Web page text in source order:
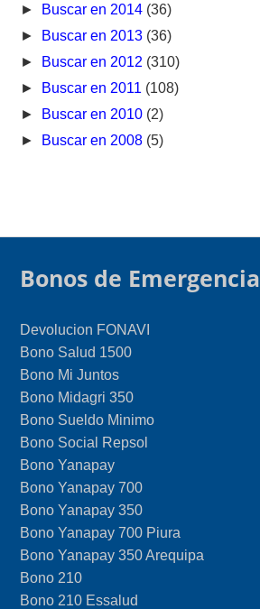
► Buscar en 2014 (36)
► Buscar en 2013 (36)
► Buscar en 2012 (310)
► Buscar en 2011 (108)
► Buscar en 2010 (2)
► Buscar en 2008 (5)
Bonos de Emergencia
Devolucion FONAVI
Bono Salud 1500
Bono Mi Juntos
Bono Midagri 350
Bono Sueldo Minimo
Bono Social Repsol
Bono Yanapay
Bono Yanapay 700
Bono Yanapay 350
Bono Yanapay 700 Piura
Bono Yanapay 350 Arequipa
Bono 210
Bono 210 Essalud